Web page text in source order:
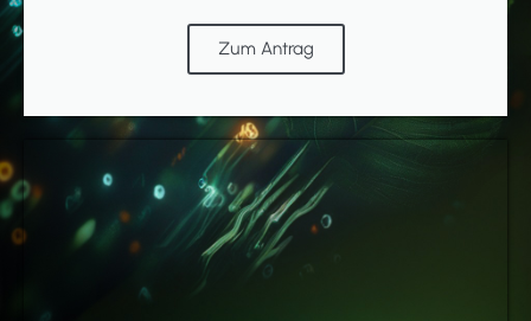
Zum Antrag